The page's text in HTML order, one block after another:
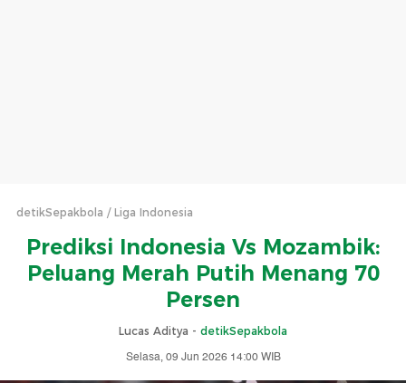
detikSepakbola Liga Indonesia
Prediksi Indonesia Vs Mozambik:
Peluang Merah Putih Menang 70
Persen
Lucas Aditya - detikSepakbola
Selasa, 09 Jun 2026 14:00 WIB